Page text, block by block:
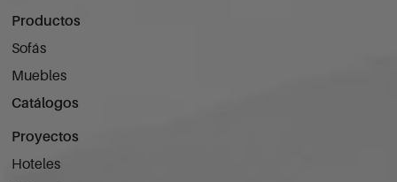
Productos
Sofás
Muebles
Catálogos
Proyectos
Hoteles